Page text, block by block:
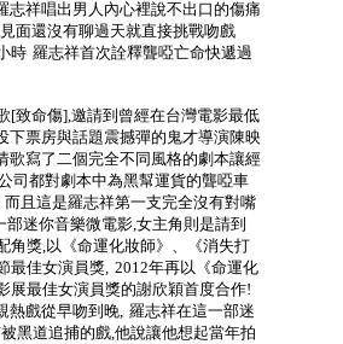
祥唱出男人內心裡說不出口的傷痛
面還沒有聊過天就直接挑戰吻戲
時 羅志祥首次詮釋聾啞亡命快遞過
[致命傷],邀請到曾經在台灣電影最低
下票房與話題震撼彈的鬼才導演陳映
歌寫了二個完全不同風格的劇本讓經
司都對劇本中為黑幫運貨的聾啞車
且這是羅志祥第一支完全沒有對嘴
迷你音樂微電影,女主角則是請到
角獎,以《命運化妝師》、《消失打
最佳女演員獎, 2012年再以《命運化
展最佳女演員獎的謝欣穎首度合作!
熱戲從早吻到晚, 羅志祥在這一部迷
黑道追捕的戲,他說讓他想起當年拍